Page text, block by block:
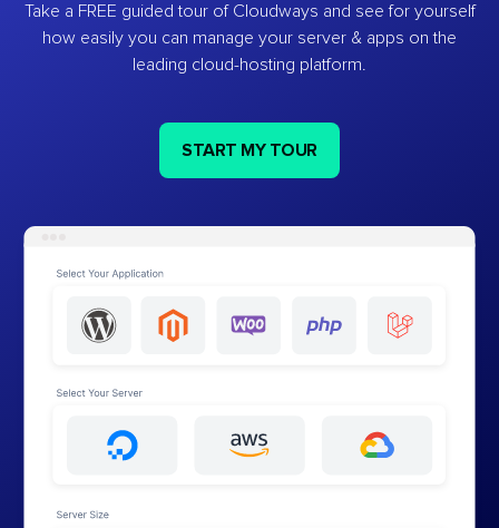
Take a FREE guided tour of Cloudways and see for yourself
how easily you can manage your server & apps on the
leading cloud-hosting platform.
START MY TOUR